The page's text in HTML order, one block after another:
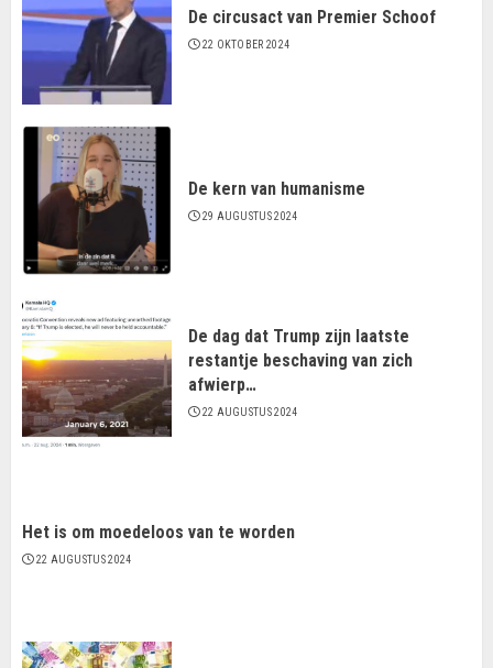
De circusact van Premier Schoof
22 OKTOBER 2024
De kern van humanisme
29 AUGUSTUS 2024
De dag dat Trump zijn laatste
restantje beschaving van zich
afwierp…
22 AUGUSTUS 2024
Het is om moedeloos van te worden
22 AUGUSTUS 2024